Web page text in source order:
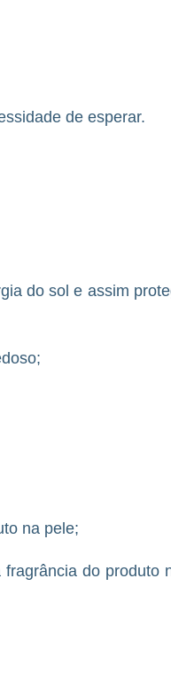
de esperar.
do sol e assim
na pele;
do produto